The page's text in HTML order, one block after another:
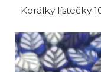
Korálky lístečky